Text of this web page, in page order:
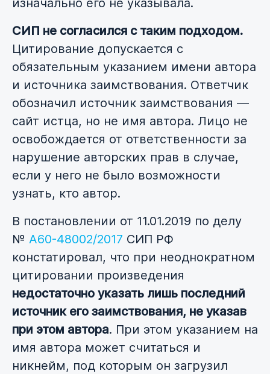
изначально его не указывала.
СИП не согласился с таким подходом.
Цитирование допускается с
обязательным указанием имени автора
и источника заимствования. Ответчик
обозначил источник заимствования —
сайт истца, но не имя автора. Лицо не
освобождается от ответственности за
нарушение авторских прав в случае,
если у него не было возможности
узнать, кто автор.
В постановлении от 11.01.2019 по делу
№ А60-48002/2017 СИП РФ
констатировал, что при неоднократном
цитировании произведения
недостаточно указать лишь последний
источник его заимствования, не указав
при этом автора. При этом указанием на
имя автора может считаться и
никнейм, под которым он загрузил